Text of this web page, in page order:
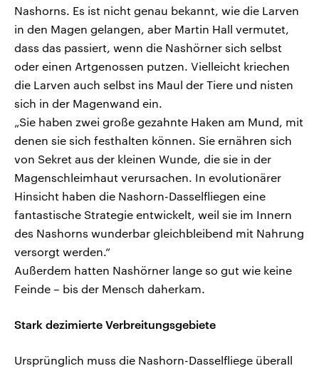
Nashorns. Es ist nicht genau bekannt, wie die Larven
in den Magen gelangen, aber Martin Hall vermutet,
dass das passiert, wenn die Nashörner sich selbst
oder einen Artgenossen putzen. Vielleicht kriechen
die Larven auch selbst ins Maul der Tiere und nisten
sich in der Magenwand ein.
„Sie haben zwei große gezahnte Haken am Mund, mit
denen sie sich festhalten können. Sie ernähren sich
von Sekret aus der kleinen Wunde, die sie in der
Magenschleimhaut verursachen. In evolutionärer
Hinsicht haben die Nashorn-Dasselfliegen eine
fantastische Strategie entwickelt, weil sie im Innern
des Nashorns wunderbar gleichbleibend mit Nahrung
versorgt werden.“
Außerdem hatten Nashörner lange so gut wie keine
Feinde – bis der Mensch daherkam.
Stark dezimierte Verbreitungsgebiete
Ursprünglich muss die Nashorn-Dasselfliege überall